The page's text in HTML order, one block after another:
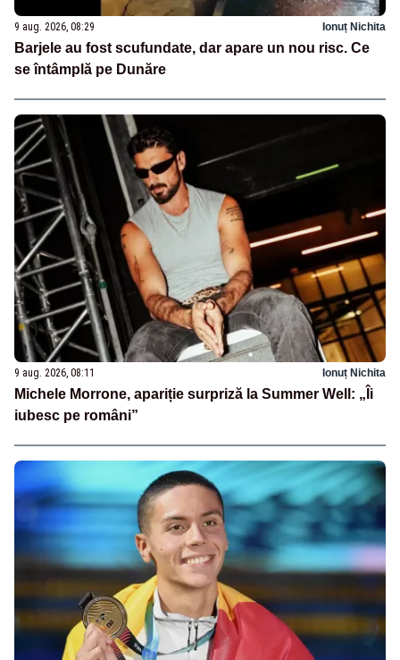
9 aug. 2026, 08:29 Ionuț Nichita
Barjele au fost scufundate, dar apare un nou risc. Ce
se întâmplă pe Dunăre
9 aug. 2026, 08:11 Ionuț Nichita
Michele Morrone, apariție surpriză la Summer Well: „Îi
iubesc pe români”